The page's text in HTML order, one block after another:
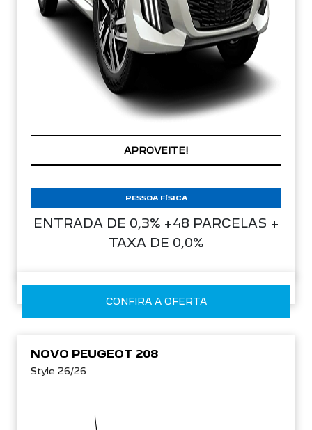
CONDIÇÃO IMPERDÍVEL
ENTRADA DE 0,3% +48 PARCELAS +
TAXA DE 0,0%
PESSOA FÍSICA
CONFIRA A OFERTA
NOVO PEUGEOT 208
Style 26/26